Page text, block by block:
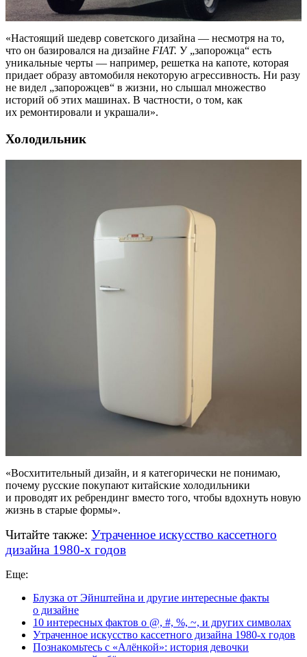
«Настоящий шедевр советского дизайна — несмотря на то,
что он базировался на дизайне FIAT. У „запорожца“ есть
уникальные черты — например, решетка на капоте, которая
придает образу автомобиля некоторую агрессивность. Ни разу
не видел „запорожцев“ в жизни, но слышал множество
историй об этих машинах. В частности, о том, как
их ремонтировали и украшали».
Холодильник
«Восхитительный дизайн, и я категорически не понимаю,
почему русские покупают китайские холодильники
и проводят их ребрендинг вместо того, чтобы вдохнуть новую
жизнь в старые формы».
Читайте также: Утраченное искусство кассетного
дизайна 1980-х годов
Еще:
Блузка от Эйнштейна и другие интересные факты
о дизайне
10 интересных фактов о @, #, %, ~, и других символах
Утраченное искусство кассетного дизайна 1980-х годов
Познакомьтесь с «Алёнкой»: история девочки